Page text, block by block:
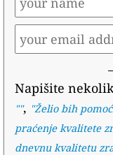
Napišite
"", "Želio bih
praćenje kvalitete
dnevnu kvalitetu